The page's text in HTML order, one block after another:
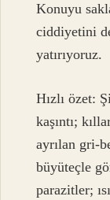
Konuyu
ciddiyetini
yatırıyoruz.
Hızlı özet:
kaşıntı;
ayrılan gri-
büyüteçle
parazitler;